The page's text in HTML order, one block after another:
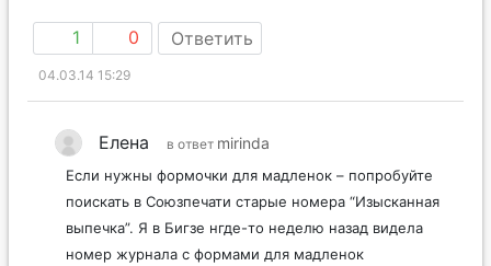
1 0 Ответить
04.03.14 15:29
Елена в ответ mirinda
Если нужны формочки для мадленок – попробуйте
поискать в Союзпечати старые номера “Изысканная
выпечка”. Я в Бигзе нгде-то неделю назад видела
номер журнала с формами для мадленок